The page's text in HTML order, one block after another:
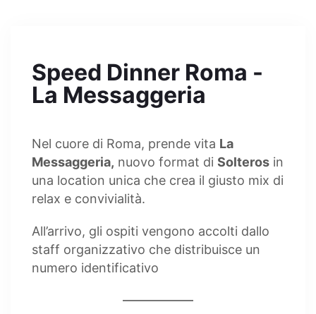
Speed Dinner Roma -
La Messaggeria
Nel cuore di Roma, prende vita La
Messaggeria, nuovo format di Solteros in
una location unica che crea il giusto mix di
relax e convivialità.
All’arrivo, gli ospiti vengono accolti dallo
staff organizzativo che distribuisce un
numero identificativo